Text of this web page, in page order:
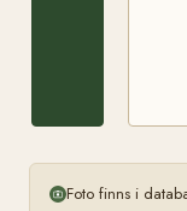
Foto finns i